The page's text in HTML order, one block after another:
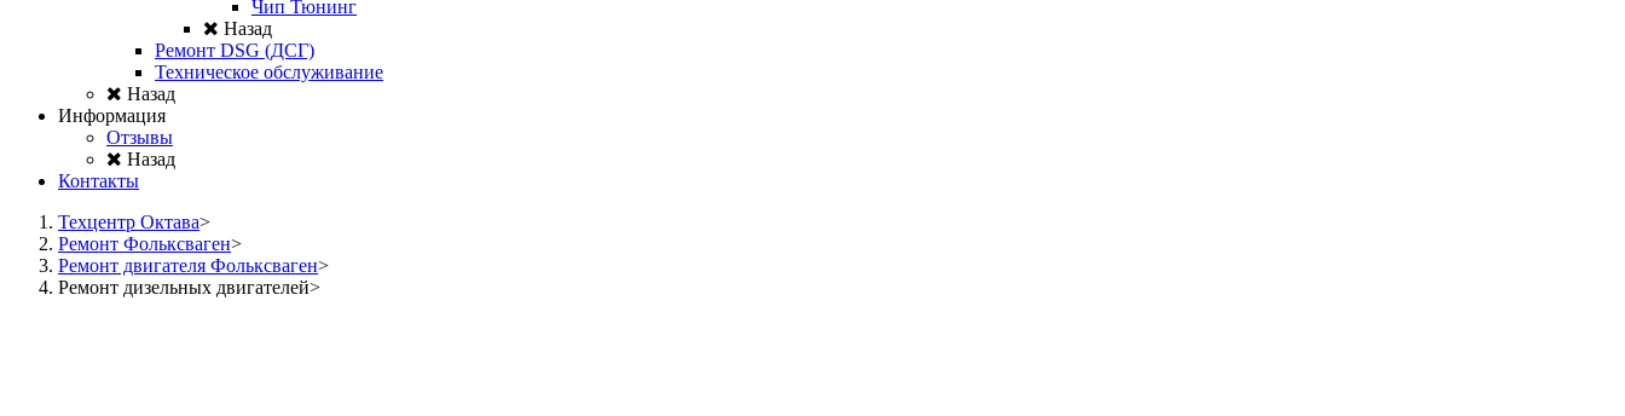
Чип Тюнинг
Назад
Ремонт DSG (ДСГ)
Техническое обслуживание
Назад
Информация
Отзывы
Назад
Контакты
Техцентр Октава
Ремонт Фольксваген
Ремонт двигателя Фольксваген
Ремонт дизельных двигателей